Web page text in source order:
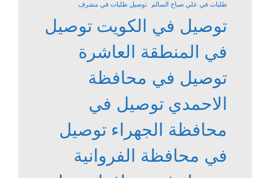
طلبات في علي صباح السالم توصيل طلبات في مشرف
توصيل في الكويت توصيل
في المنطقة العاشرة
توصيل في محافظة
الاحمدي توصيل في
محافظة الجهراء توصيل
في محافظة الفروانية